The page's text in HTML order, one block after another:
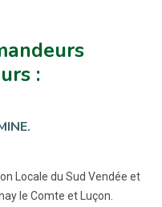
:
Locale du Sud Vendée et
le Comte et Luçon.